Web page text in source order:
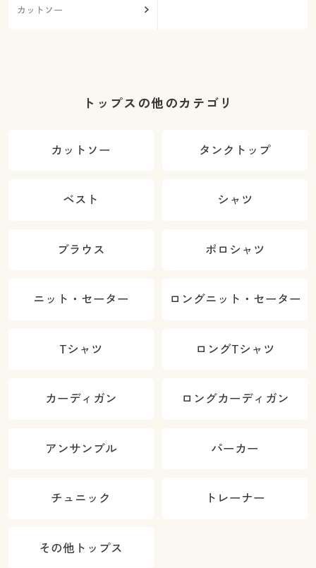
カットソー
トップスの他のカテゴリ
カットソー タンクトップ
ベスト シャツ
ブラウス ポロシャツ
ニット・セーター ロングニット・セーター
Tシャツ ロングTシャツ
カーディガン ロングカーディガン
アンサンブル パーカー
チュニック トレーナー
その他トップス